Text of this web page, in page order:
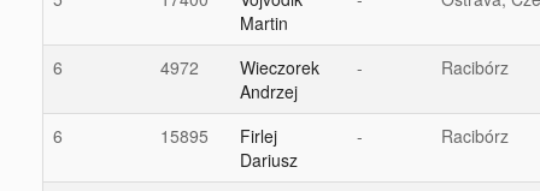
Martin
6 4972
Wieczorek
Andrzej
- Racibórz
6 15895
Firlej
Dariusz
- Racibórz